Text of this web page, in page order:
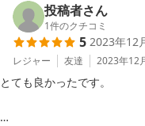
古民家ならではの土間や
だき、ありがとうござい
ことは、今後ご利用を検
ぜひまた季節を変えて、
ております。
投稿者さん
1件のクチコミ
5 2023年12
レジャー 友達 2023年12
とても良かったです。